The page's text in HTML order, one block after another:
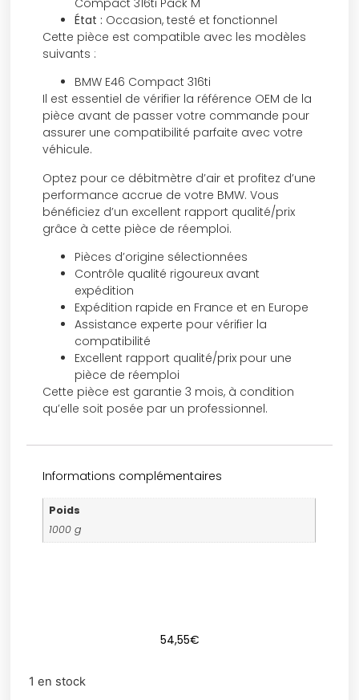
État : Occasion, testé et fonctionnel
Cette pièce est compatible avec les modèles
suivants :
BMW E46 Compact 316ti
Il est essentiel de vérifier la référence OEM de la
pièce avant de passer votre commande pour
assurer une compatibilité parfaite avec votre
véhicule.
Optez pour ce débitmètre d’air et profitez d’une
performance accrue de votre BMW. Vous
bénéficiez d’un excellent rapport qualité/prix
grâce à cette pièce de réemploi.
Pièces d’origine sélectionnées
Contrôle qualité rigoureux avant
expédition
Expédition rapide en France et en Europe
Assistance experte pour vérifier la
compatibilité
Excellent rapport qualité/prix pour une
pièce de réemploi
Cette pièce est garantie 3 mois, à condition
qu’elle soit posée par un professionnel.
Informations complémentaires
Poids
1000 g
54,55€
1 en stock